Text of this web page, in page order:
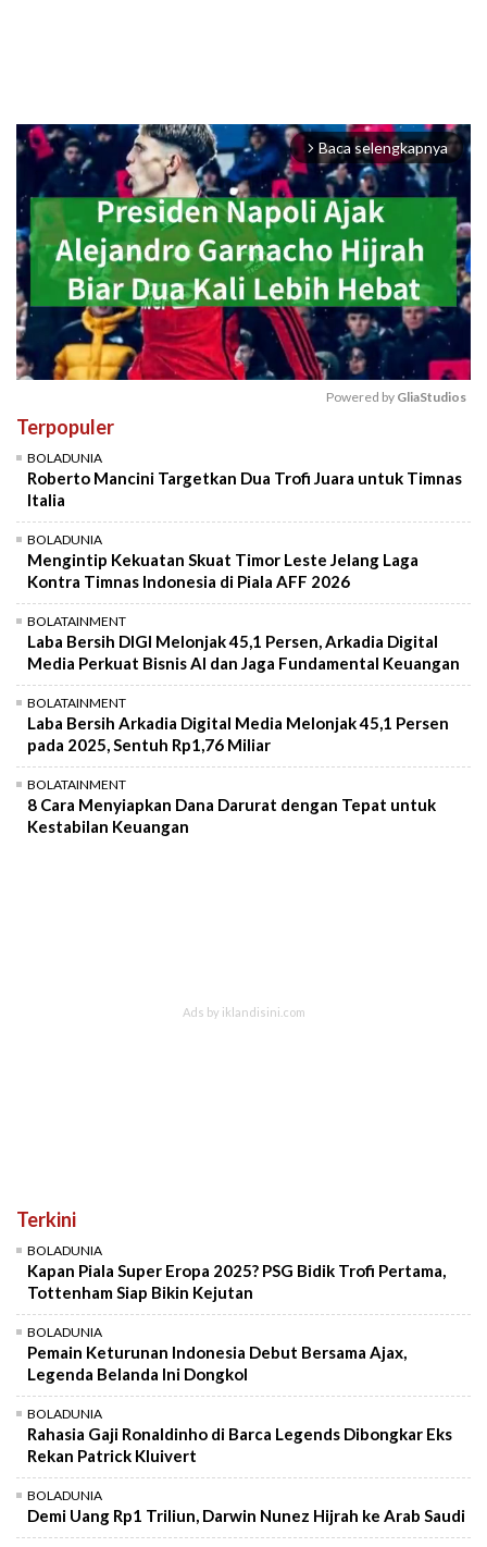
arrow_forward_ios Baca selengkapnya
Powered by GliaStudios
Terpopuler
BOLADUNIA
Roberto Mancini Targetkan Dua Trofi Juara untuk Timnas
Italia
BOLADUNIA
Mengintip Kekuatan Skuat Timor Leste Jelang Laga
Kontra Timnas Indonesia di Piala AFF 2026
BOLATAINMENT
Laba Bersih DIGI Melonjak 45,1 Persen, Arkadia Digital
Media Perkuat Bisnis AI dan Jaga Fundamental Keuangan
BOLATAINMENT
Laba Bersih Arkadia Digital Media Melonjak 45,1 Persen
pada 2025, Sentuh Rp1,76 Miliar
BOLATAINMENT
8 Cara Menyiapkan Dana Darurat dengan Tepat untuk
Kestabilan Keuangan
Terkini
BOLADUNIA
Kapan Piala Super Eropa 2025? PSG Bidik Trofi Pertama,
Tottenham Siap Bikin Kejutan
BOLADUNIA
Pemain Keturunan Indonesia Debut Bersama Ajax,
Legenda Belanda Ini Dongkol
BOLADUNIA
Rahasia Gaji Ronaldinho di Barca Legends Dibongkar Eks
Rekan Patrick Kluivert
BOLADUNIA
Demi Uang Rp1 Triliun, Darwin Nunez Hijrah ke Arab Saudi